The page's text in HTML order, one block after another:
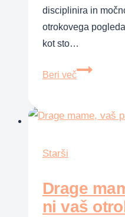
disciplinira in
otrokovega
kot sto…
Beri več
Dober
vreden
učiteljev
Starši
Drage
ni vaš